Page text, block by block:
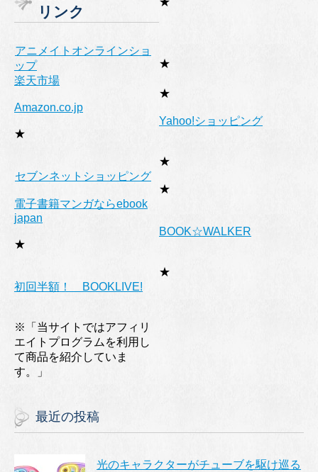
ー
リンク
アニメイトオンラインショ
ップ
★
楽天市場
★
Amazon.co.jp
★
Yahoo!ショッピング
★
セブンネットショッピング
★
電子書籍マンガならebook
japan
★
BOOK☆WALKER
★
初回半額！ BOOKLIVE!
※「当サイトではアフィリ
エイトプログラムを利用し
て商品を紹介していま
す。」
最近の投稿
光のキャラクターがチューブを駆け巡る